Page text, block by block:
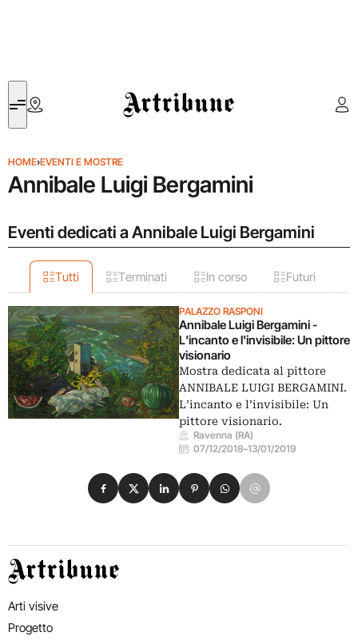
Artribune
HOME›EVENTI E MOSTRE
Annibale Luigi Bergamini
Eventi dedicati a Annibale Luigi Bergamini
Tutti Terminati In corso Futuri
PALAZZO RASPONI
Annibale Luigi Bergamini -
L'incanto e l'invisibile: Un pittore
visionario
Mostra dedicata al pittore
ANNIBALE LUIGI BERGAMINI.
L’incanto e l’invisibile: Un
pittore visionario.
Ravenna (RA)
07/12/2018–13/01/2019
Condividi su Facebook
Condividi su X
Condividi su LinkedIn
Condividi su Pinterest
Condividi su WhatsApp
Condividi su Email
Artribune
Arti visive
Progetto